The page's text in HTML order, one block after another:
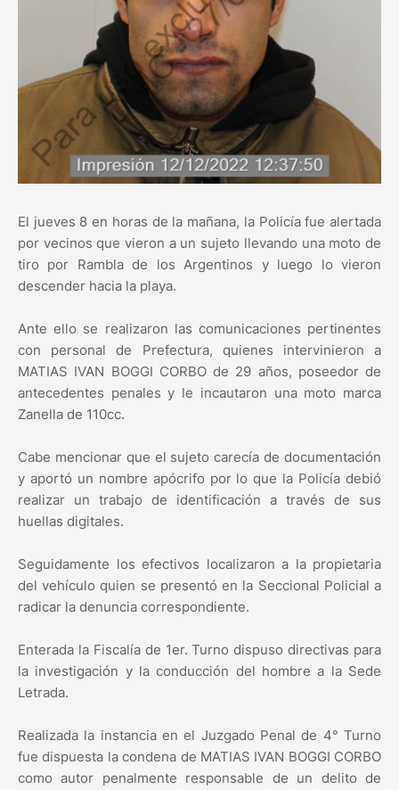
El jueves 8 en horas de la mañana, la Policía fue alertada
por vecinos que vieron a un sujeto llevando una moto de
tiro por Rambla de los Argentinos y luego lo vieron
descender hacia la playa.
Ante ello se realizaron las comunicaciones pertinentes
con personal de Prefectura, quienes intervinieron a
MATIAS IVAN BOGGI CORBO de 29 años, poseedor de
antecedentes penales y le incautaron una moto marca
Zanella de 110cc.
Cabe mencionar que el sujeto carecía de documentación
y aportó un nombre apócrifo por lo que la Policía debió
realizar un trabajo de identificación a través de sus
huellas digitales.
Seguidamente los efectivos localizaron a la propietaria
del vehículo quien se presentó en la Seccional Policial a
radicar la denuncia correspondiente.
Enterada la Fiscalía de 1er. Turno dispuso directivas para
la investigación y la conducción del hombre a la Sede
Letrada.
Realizada la instancia en el Juzgado Penal de 4° Turno
fue dispuesta la condena de MATIAS IVAN BOGGI CORBO
como autor penalmente responsable de un delito de